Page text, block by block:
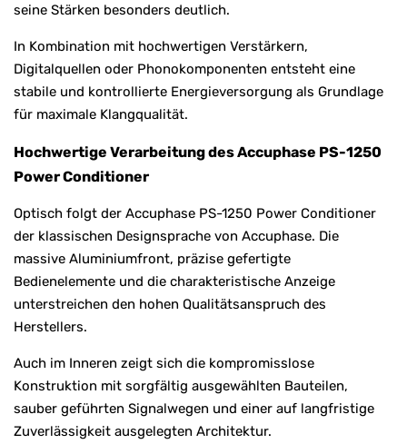
seine Stärken besonders deutlich.
In Kombination mit hochwertigen Verstärkern,
Digitalquellen oder Phonokomponenten entsteht eine
stabile und kontrollierte Energieversorgung als Grundlage
für maximale Klangqualität.
Hochwertige Verarbeitung des Accuphase PS-1250
Power Conditioner
Optisch folgt der Accuphase PS-1250 Power Conditioner
der klassischen Designsprache von Accuphase. Die
massive Aluminiumfront, präzise gefertigte
Bedienelemente und die charakteristische Anzeige
unterstreichen den hohen Qualitätsanspruch des
Herstellers.
Auch im Inneren zeigt sich die kompromisslose
Konstruktion mit sorgfältig ausgewählten Bauteilen,
sauber geführten Signalwegen und einer auf langfristige
Zuverlässigkeit ausgelegten Architektur.